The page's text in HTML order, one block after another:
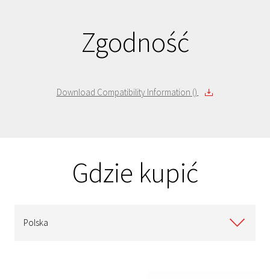
Zgodność
Download Compatibility Information ()
Gdzie kupić
Polska